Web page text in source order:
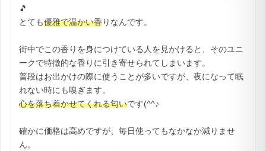
🎵
とても優雅で温かい香りなんです。
街中でこの香りを身につけている人を見かけると、そのユニ
ークで特徴的な香りに引き寄せられてしまいます。
普段はお出かけの際に使うことが多いですが、夜になって眠
れない時にも嗅ぎます。
心を落ち着かせてくれる匂いです(^^♪
確かに価格は高めですが、毎日使ってもなかなか減りませ
ん。